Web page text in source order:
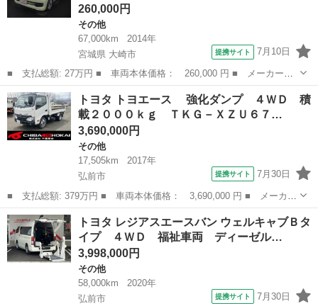
260,000円
その他
67,000km
2014年
宮城県 大崎市
提携サイト 7月10日
■ 支払総額: 27万円 ■ 車両本体価格： 260,000 円 ■ メーカー
名： トヨタ ■ 車種名： ピクシスエポック ■ グレード名：
Ｇ ＳＡ スマートキー プッシュスタート ■ 排気量： 660cc ■
ドア枚数...
宮城 大崎市 その他
トヨタ トヨエース 強化ダンプ ４ＷＤ 積
載２０００ｋｇ ＴＫＧ－ＸＺＵ６７…
3,690,000円
その他
17,505km
2017年
弘前市
提携サイト 7月30日
■ 支払総額: 379万円 ■ 車両本体価格： 3,690,000 円 ■ メーカー
名： トヨタ ■ 車種名： トヨエース ■ グレード名： 強化ダ
ンプ ４ＷＤ 積載２０００ｋｇ ＴＫＧ－ＸＺＵ６７５Ｄ ■ 排気
量： 4...
青森 弘前市 その他
トヨタ レジアスエースバン ウェルキャブＢタ
イプ ４ＷＤ 福祉車両 ディーゼル…
3,998,000円
その他
58,000km
2020年
弘前市
提携サイト 7月30日